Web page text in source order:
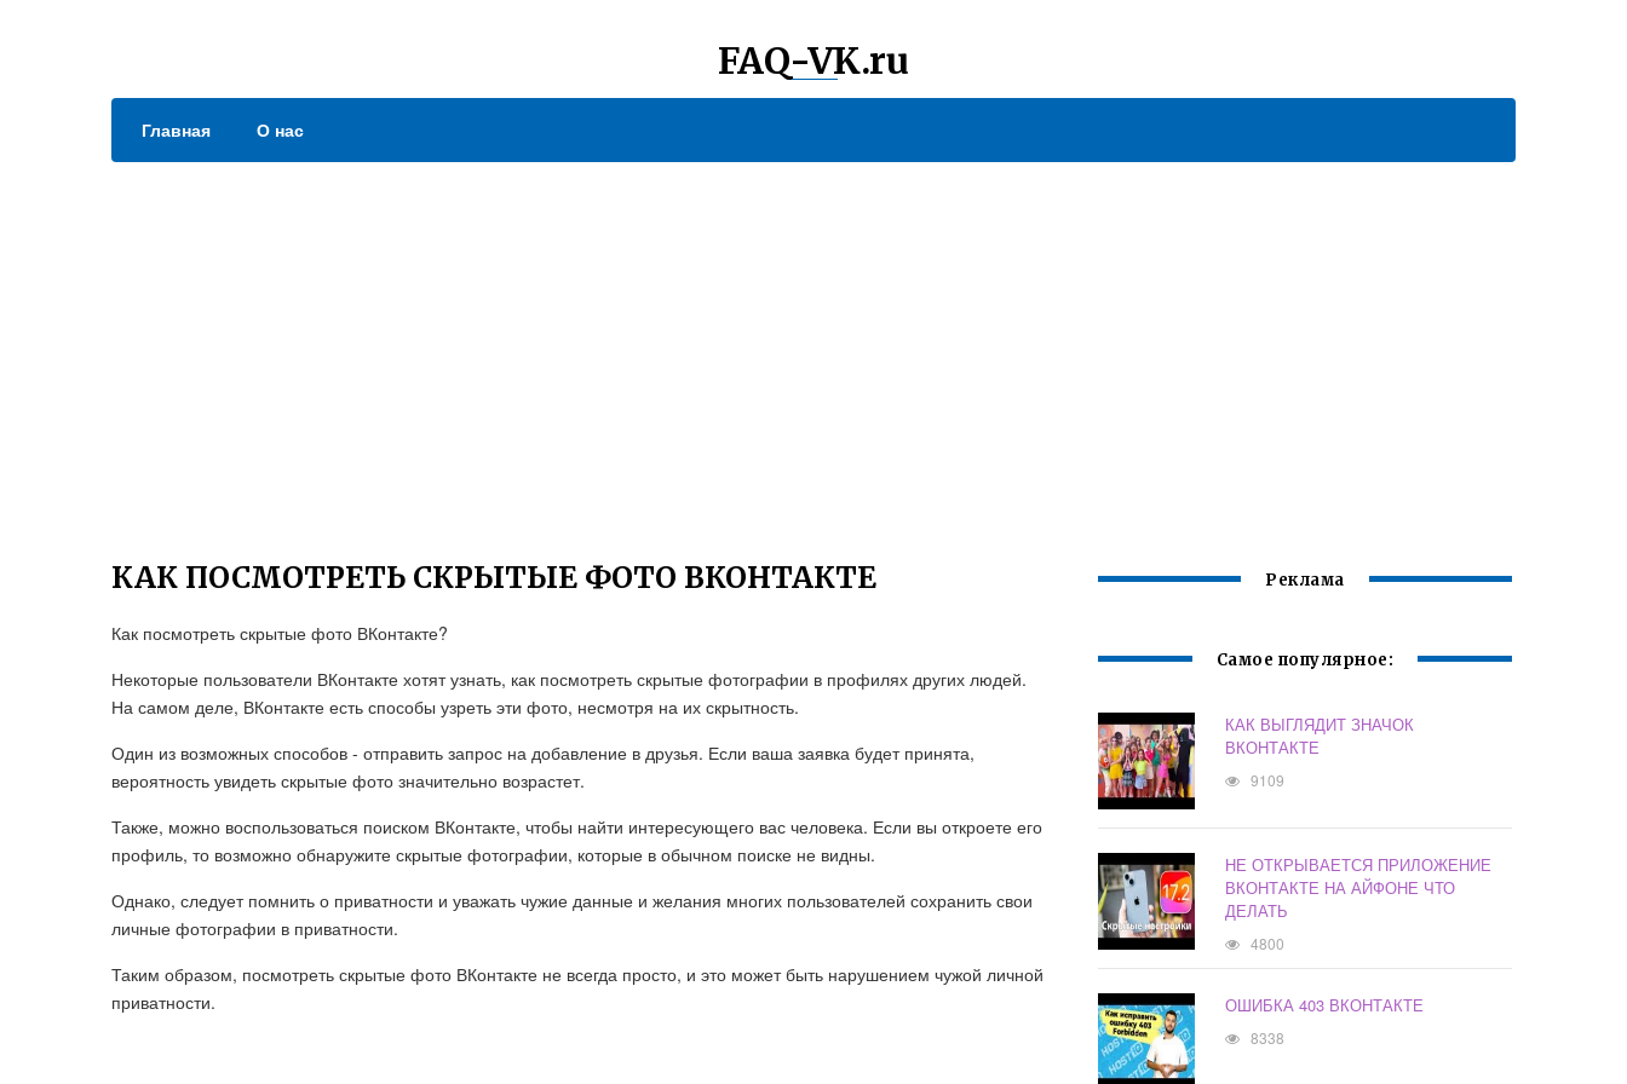
FAQ-VK.ru
Главная О нас
КАК ПОСМОТРЕТЬ СКРЫТЫЕ ФОТО ВКОНТАКТЕ
Как посмотреть скрытые фото ВКонтакте?
Некоторые пользователи ВКонтакте хотят узнать, как посмотреть скрытые фотографии в профилях других людей.
На самом деле, ВКонтакте есть способы узреть эти фото, несмотря на их скрытность.
Один из возможных способов - отправить запрос на добавление в друзья. Если ваша заявка будет принята,
вероятность увидеть скрытые фото значительно возрастет.
Также, можно воспользоваться поиском ВКонтакте, чтобы найти интересующего вас человека. Если вы откроете его
профиль, то возможно обнаружите скрытые фотографии, которые в обычном поиске не видны.
Однако, следует помнить о приватности и уважать чужие данные и желания многих пользователей сохранить свои
личные фотографии в приватности.
Таким образом, посмотреть скрытые фото ВКонтакте не всегда просто, и это может быть нарушением чужой личной
приватности.
Реклама
Самое популярное:
КАК ВЫГЛЯДИТ ЗНАЧОК
ВКОНТАКТЕ
9109
НЕ ОТКРЫВАЕТСЯ ПРИЛОЖЕНИЕ
ВКОНТАКТЕ НА АЙФОНЕ ЧТО
ДЕЛАТЬ
4800
ОШИБКА 403 ВКОНТАКТЕ
8338